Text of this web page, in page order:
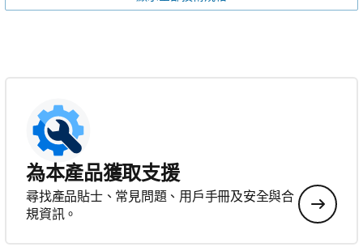
為本產品獲取支援
尋找產品貼士、常見問題、用戶手冊及安全與合
規資訊。